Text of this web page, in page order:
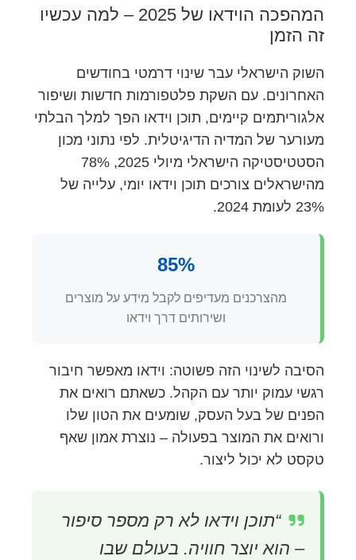
המהפכה הוידאו של 2025 – למה עכשיו
זה הזמן
השוק הישראלי עבר שינוי דרמטי בחודשים
האחרונים. עם השקת פלטפורמות חדשות ושיפור
אלגוריתמים קיימים, תוכן וידאו הפך למלך הבלתי
מעורער של המדיה הדיגיטלית. לפי נתוני מכון
הסטטיסטיקה הישראלי מיולי 2025, 78%
מהישראלים צורכים תוכן וידאו יומי, עלייה של
23% לעומת 2024.
85%
מהצרכנים מעדיפים לקבל מידע על מוצרים
ושירותים דרך וידאו
הסיבה לשינוי הזה פשוטה: וידאו מאפשר חיבור
רגשי עמוק יותר עם הקהל. כשאתם רואים את
הפנים של בעל העסק, שומעים את הטון שלו
ורואים את המוצר בפעולה – נוצרת אמון שאף
טקסט לא יכול ליצור.
“תוכן וידאו לא רק מספר סיפור
– הוא יוצר חוויה. בעולם שבו